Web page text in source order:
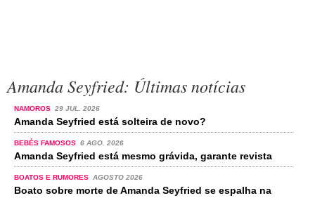
Amanda Seyfried: Últimas notícias
NAMOROS 29 JUL. 2026
Amanda Seyfried está solteira de novo?
BEBÉS FAMOSOS 6 AGO. 2026
Amanda Seyfried está mesmo grávida, garante revista
BOATOS E RUMORES AGOSTO 2026
Boato sobre morte de Amanda Seyfried se espalha na